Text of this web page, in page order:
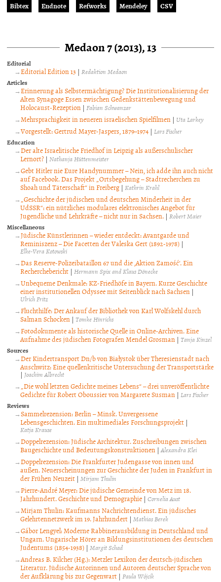
Bibtex
Endnote Refworks Mendeley CSV
Medaon 7 (2013), 13
Editorial
Editorial Edition 13 |Redaktion Medaon
Articles
Erinnerung als Selbstermächtigung? Die Institutionalisierung der
Alten Synagoge Essen zwischen Gedenkstättenbewegung und
Holocaust-Rezeption | Fabian Schwanzar
Mehrsprachigkeit in neueren israelischen Spielfilmen | Uta Larkey
Vorgestellt: Gertrud Mayer-Jaspers, 1879–1974 |Lars Fischer
Education
Der alte Israelitische Friedhof in Leipzig als außerschulischer
Lernort? | Nathanja Hüttenmeister
Gebt Hitler nie Eure Handynummer – Nein, ich adde ihn auch nicht
auf Facebook. Das Projekt „Ortsbegehung – Stadtrecherchen zu
Shoah und Täterschaft“ in Freiberg | Kathrin Krahl
„Geschichte der jüdischen und deutschen Minderheit in der
UdSSR“: ein nützliches modulares elektronisches Angebot für
Jugendliche und Lehrkräfte – nicht nur in Sachsen. | Robert Maier
Miscellaneous
Jüdische Künstlerinnen – wieder entdeckt: Avantgarde und
Reminiszenz – Die Facetten der Valeska Gert (1892-1978) |
Elke-Vera Kotowski
Das Reserve-Polizeibataillon 67 und die ‚Aktion Zamość‘. Ein
Recherchebericht | Hermann Spix and Klaus Dönecke
Unbequeme Denkmale: KZ-Friedhöfe in Bayern. Kurze Geschichte
einer institutionellen Odyssee mit Seitenblick nach Sachsen |
Ulrich Fritz
Fluchthilfe: Der Ankauf der Bibliothek von Karl Wolfskehl durch
Salman Schocken | Tomke Hinrichs
Fotodokumente als historische Quelle in Online-Archiven. Eine
Aufnahme des jüdischen Fotografen Mendel Grosman | Tanja Kinzel
Sources
Der Kindertransport Dn/b von Białystok über Theresienstadt nach
Auschwitz: Eine quellenkritische Untersuchung der Transportstärke
| Joachim Albrecht
„Die wohl letzten Gedichte meines Lebens“ – drei unveröffentlichte
Gedichte für Robert Oboussier von Margarete Susman | Lars Fischer
Reviews
Sammelrezension: Berlin – Minsk. Unvergessene
Lebensgeschichten. Ein multimediales Forschungsprojekt |
Katja Krause
Doppelrezension: Jüdische Architektur. Zuschreibungen zwischen
Baugeschichte und Bedeutungskonstruktionen |Alexandra Klei
Doppelrezension: Die Frankfurter Judengasse von innen und
außen. Neuerscheinungen zur Geschichte der Juden in Frankfurt in
der Frühen Neuzeit | Mirjam Thulin
Pierre-André Meyer: Die jüdische Gemeinde von Metz im 18.
Jahrhundert. Geschichte und Demographie | Cornelia Aust
Mirjam Thulin: Kaufmanns Nachrichtendienst. Ein jüdisches
Gelehrtennetzwerk im 19. Jahrhundert | Mathias Berek
Gábor Lengyel: Moderne Rabbinerausbildung in Deutschland und
Ungarn. Ungarische Hörer an Bildungsinstitutionen des deutschen
Judentums (1854-1938) | Margit Schad
Andreas B. Kilcher (Hg.): Metzler Lexikon der deutsch-jüdischen
Literatur. Jüdische Autorinnen und Autoren deutscher Sprache von
der Aufklärung bis zur Gegenwart | Paula Wójcik